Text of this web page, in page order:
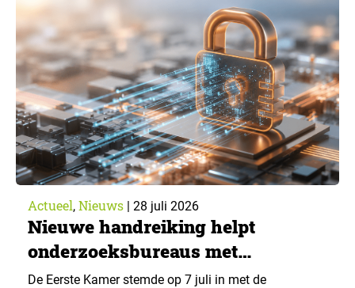
van What’s Happening Online & AI? 2026, het
jaarlijkse trendrapport van Ruigrok onderzoek &
advies over…
Actueel, Nieuws | 28 juli 2026
Nieuwe handreiking helpt
onderzoeksbureaus met
Cyberbeveiligingswet
De Eerste Kamer stemde op 7 juli in met de